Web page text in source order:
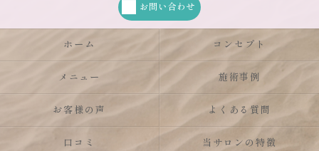
お問い合わせ
ホーム コンセプト
メニュー 施術事例
お客様の声 よくある質問
口コミ 当サロンの特徴